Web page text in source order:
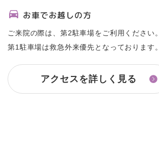
お車でお越しの方
ご来院の際は、第2駐車場をご利用ください。
第1駐車場は救急外来優先となっております。
アクセスを詳しく見る